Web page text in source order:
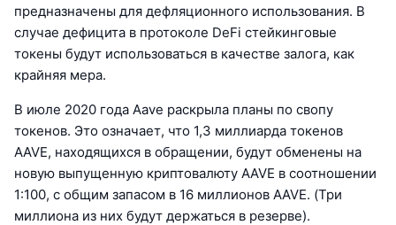
предназначены для дефляционного использования. В
случае дефицита в протоколе DeFi стейкинговые
токены будут использоваться в качестве залога, как
крайняя мера.
В июле 2020 года Aave раскрыла планы по свопу
токенов. Это означает, что 1,3 миллиарда токенов
AAVE, находящихся в обращении, будут обменены на
новую выпущенную криптовалюту AAVE в соотношении
1:100, с общим запасом в 16 миллионов AAVE. (Три
миллиона из них будут держаться в резерве).